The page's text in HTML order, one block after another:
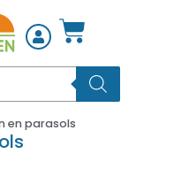
en parasols